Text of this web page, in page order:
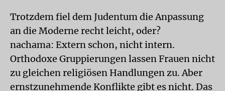
Trotzdem fiel dem Judentum die Anpassung
an die Moderne recht leicht, oder?
nachama: Extern schon, nicht intern.
Orthodoxe Gruppierungen lassen Frauen nicht
zu gleichen religiösen Handlungen zu. Aber
ernstzunehmende Konflikte gibt es nicht. Das